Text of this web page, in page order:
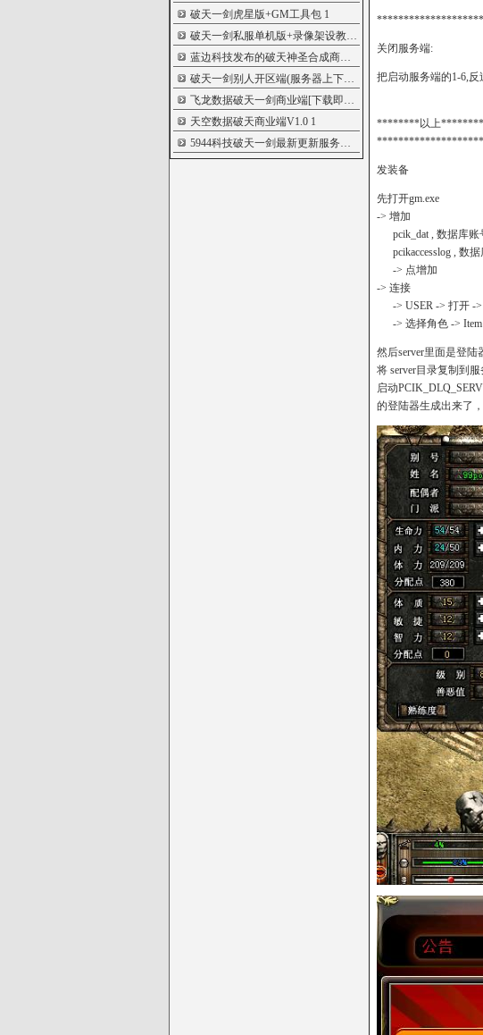
破天一剑虎星版+GM工具包1
破天一剑私服单机版+录像架设教程...
蓝边科技发布的破天神圣合成商业...
破天一剑别人开区端(服务器上下载...
飞龙数据破天一剑商业端[下载即可...
天空数据破天商业端V1.01
5944科技破天一剑最新更新服务端...
关闭服务端:
把启动服务端的1-6,反
********以上********
发装备
先打开gm.exe
-> 增加
pcik_dat , 数据库账
pcikaccesslog , 数据
-> 点增加
-> 连接
-> USER -> 打开 ->
-> 选择角色 -> Item
然后server里面是登
将 server目录复制到服
启动
的登陆器生成出来了